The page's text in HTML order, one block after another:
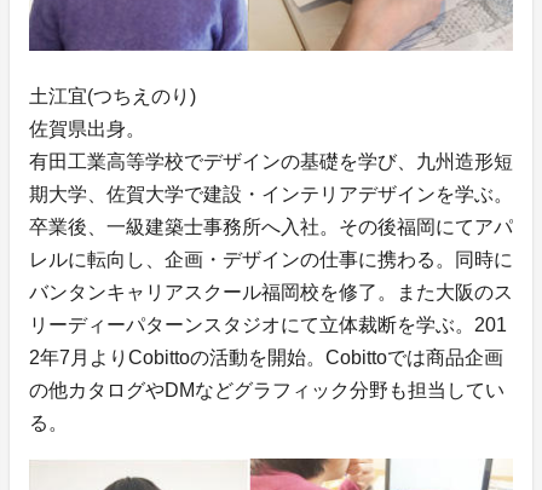
土江宜(つちえのり)
佐賀県出身。
有田工業高等学校でデザインの基礎を学び、九州造形短
期大学、佐賀大学で建設・インテリアデザインを学ぶ。
卒業後、一級建築士事務所へ入社。その後福岡にてアパ
レルに転向し、企画・デザインの仕事に携わる。同時に
バンタンキャリアスクール福岡校を修了。また大阪のス
リーディーパターンスタジオにて立体裁断を学ぶ。201
2年7月よりCobittoの活動を開始。Cobittoでは商品企画
の他カタログやDMなどグラフィック分野も担当してい
る。